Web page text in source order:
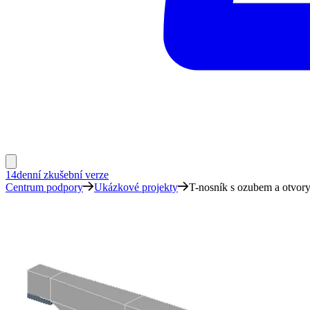
14denní zkušební verze
Centrum podpory
Ukázkové projekty T-nosník s ozubem a otvory